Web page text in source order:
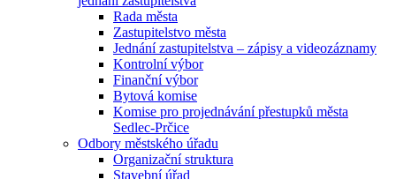
Rada města
Zastupitelstvo města
Jednání zastupitelstva – zápisy a videozáznamy
Kontrolní výbor
Finanční výbor
Bytová komise
Komise pro projednávání přestupků města
Sedlec-Prčice
Odbory městského úřadu
Organizační struktura
Stavební úřad